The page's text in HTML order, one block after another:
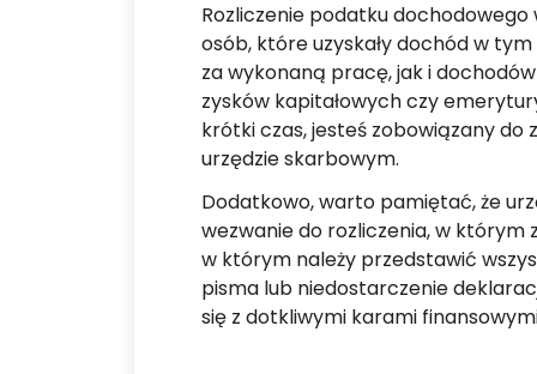
Rozliczenie podatku
osób, które uzyskały dochód w
za wykonaną pracę, jak i
zysków kapitałowych czy
krótki czas, jesteś zobowiązany do
urzędzie skarbowym.
Dodatkowo, warto pamiętać, że
wezwanie do rozliczenia, w którym
w którym należy przedstawić
pisma lub niedostarczenie
się z dotkliwymi karami